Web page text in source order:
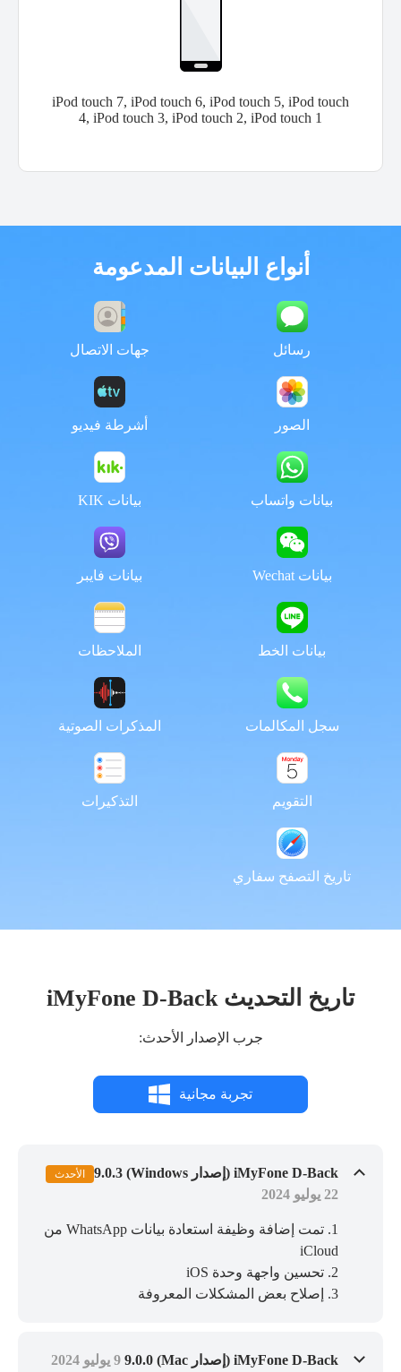
iPod touch 7, iPod touch 6, iPod touch 5, iPod touch
4, iPod touch 3, iPod touch 2, iPod touch 1
أنواع البيانات المدعومة
رسائل جهات الاتصال
الصور أشرطة فيديو
بيانات واتساب بيانات KIK
بيانات Wechat بيانات فايبر
بيانات الخط الملاحظات
سجل المكالمات المذكرات الصوتية
التقويم التذكيرات
تاريخ التصفح سفاري
تاريخ التحديث iMyFone D-Back
جرب الإصدار الأحدث:
تجربة مجانية
iMyFone D-Back (إصدار Windows) 9.0.3 الأحدث
22 يوليو 2024
1. تمت إضافة وظيفة استعادة بيانات WhatsApp من
iCloud
2. تحسين واجهة وحدة iOS
3. إصلاح بعض المشكلات المعروفة
iMyFone D-Back (إصدار Mac) 9.0.0 9 يوليو 2024